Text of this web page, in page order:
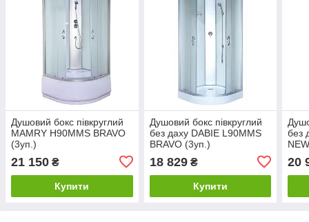
Душовий бокс півкруглий
MAMRY H90MMS BRAVO
(3уп.)
21 150 ₴
Купити
Душовий бокс півкруглий
без даху DABIE L90MMS
BRAVO (3уп.)
18 829₴
Купити
без
20